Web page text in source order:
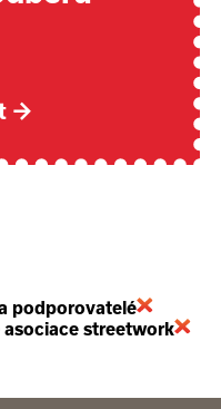
→
podporovatelé
asociace streetwork